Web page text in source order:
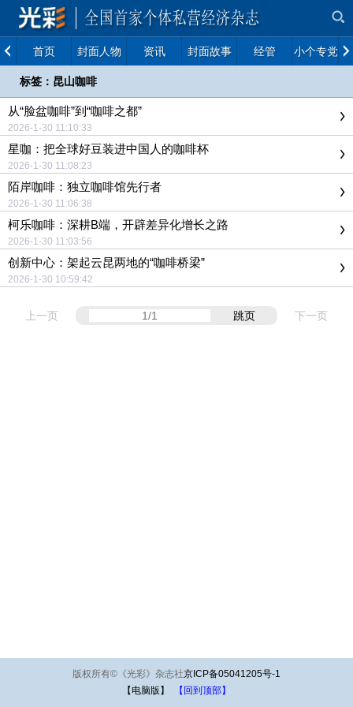
首页 封面人物 资讯 封面故事 经管 小个专党建
标签：昆山咖啡
从“脸盆咖啡”到“咖啡之都”
2026-1-30 11:10:33
星咖：把全球好豆装进中国人的咖啡杯
2026-1-30 11:08:23
陌岸咖啡：独立咖啡馆先行者
2026-1-30 11:06:38
柯乐咖啡：深耕B端，开辟差异化增长之路
2026-1-30 11:03:56
创新中心：架起云昆两地的“咖啡桥梁”
2026-1-30 10:59:42
上一页 跳页 下一页
版权所有© 《光彩》杂志社京ICP备05041205号-1
【电脑版】
【回到顶部】